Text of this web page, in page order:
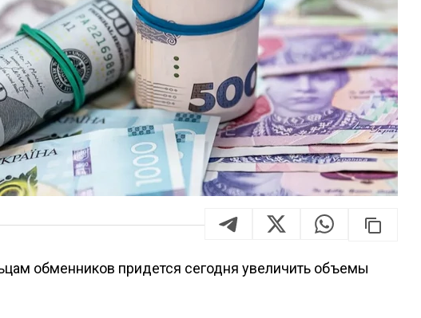
обменников придется сегодня увеличить объемы